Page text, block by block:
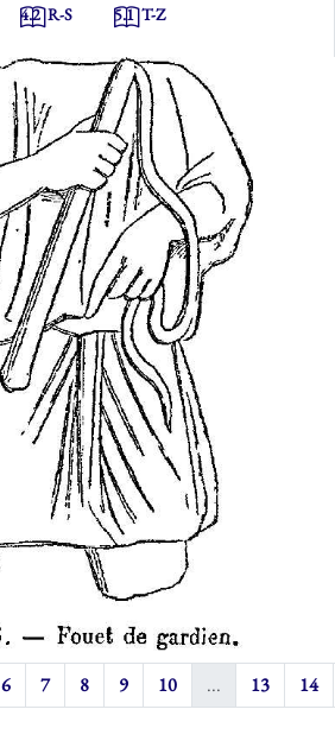
4.2R-S 5.1T-Z
6 7 8 9 10 ... 13 14